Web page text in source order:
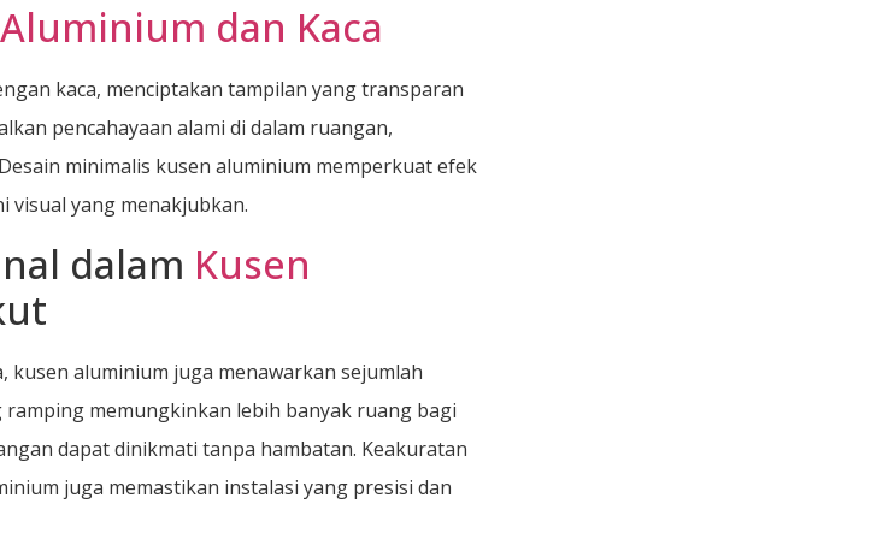
Aluminium dan Kaca
kaca, menciptakan tampilan yang transparan
pencahayaan alami di dalam ruangan,
minimalis kusen aluminium memperkuat efek
visual yang menakjubkan.
dalam Kusen
kusen aluminium juga menawarkan sejumlah
memungkinkan lebih banyak ruang bagi
dapat dinikmati tanpa hambatan. Keakuratan
juga memastikan instalasi yang presisi dan